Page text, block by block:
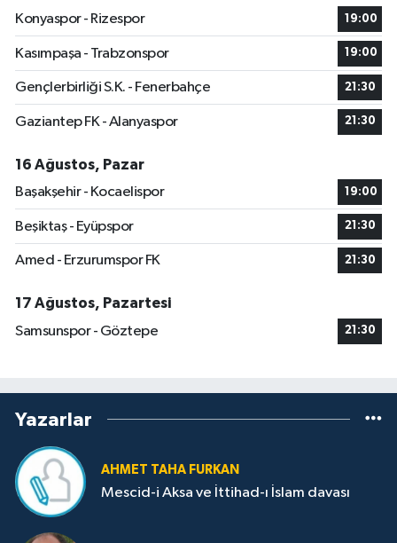
Konyaspor - Rizespor
19:00
Kasımpaşa - Trabzonspor 19:00
Gençlerbirliği S.K. - Fenerbahçe 21:30
Gaziantep FK - Alanyaspor 21:30
16 Ağustos, Pazar
Başakşehir - Kocaelispor
19:00
Beşiktaş - Eyüpspor 21:30
Amed - Erzurumspor FK 21:30
17 Ağustos, Pazartesi
Samsunspor - Göztepe
21:30
Yazarlar
AHMET TAHA FURKAN
Mescid-i Aksa ve İttihad-ı İslam davası